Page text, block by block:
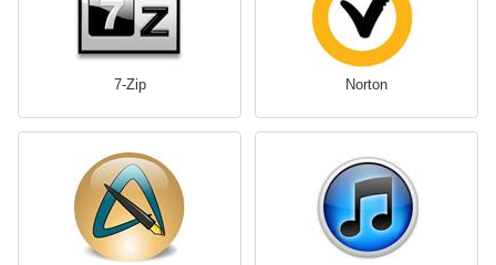
7-Zip Norton